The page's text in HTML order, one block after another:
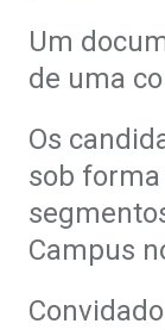
Um
de uma
Os
sob
Campus